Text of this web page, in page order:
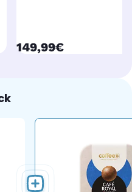
currentPrice
149,99€